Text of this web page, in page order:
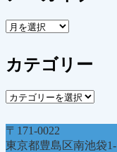
ア
カ
イ
カテゴリー
カ
ゴ
リ
〒171-0022
東京都豊島区南池袋